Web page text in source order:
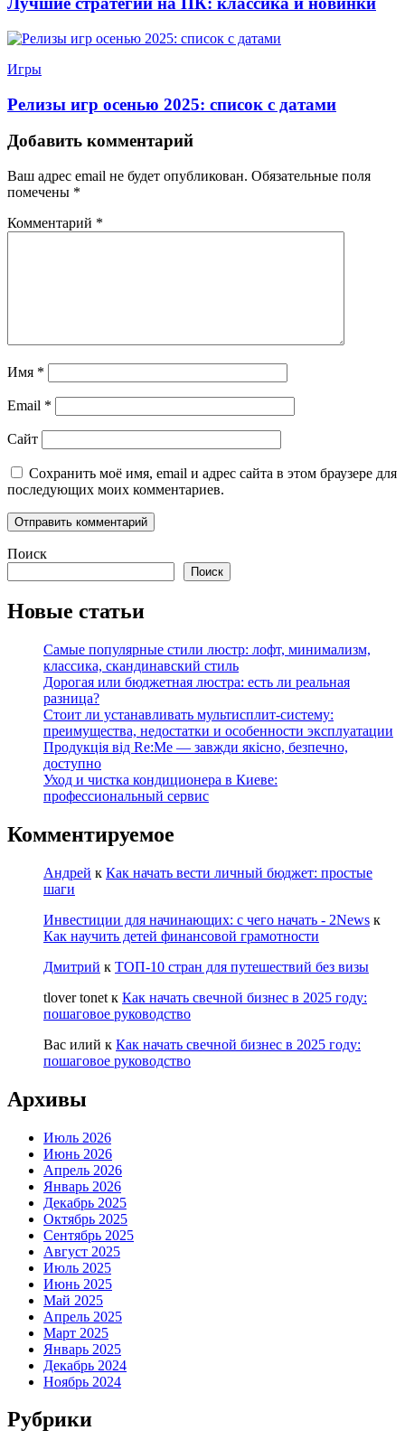
Игры
Релизы игр осенью 2025: список с датами
Добавить комментарий
Ваш адрес email не будет опубликован. Обязательные поля
помечены *
Комментарий *
Имя *
Email *
Сайт
Сохранить моё имя, email и адрес сайта в этом браузере для
последующих моих комментариев.
Поиск
Поиск
Новые статьи
Самые популярные стили люстр: лофт, минимализм,
классика, скандинавский стиль
Дорогая или бюджетная люстра: есть ли реальная
разница?
Стоит ли устанавливать мультисплит-систему:
преимущества, недостатки и особенности эксплуатации
Продукція від Re:Me — завжди якісно, безпечно,
доступно
Уход и чистка кондиционера в Киеве:
профессиональный сервис
Комментируемое
Андрей к Как начать вести личный бюджет: простые
шаги
Инвестиции для начинающих: с чего начать - 2News к
Как научить детей финансовой грамотности
Дмитрий к ТОП-10 стран для путешествий без визы
tlover tonet к Как начать свечной бизнес в 2025 году:
пошаговое руководство
Вас илий к Как начать свечной бизнес в 2025 году:
пошаговое руководство
Архивы
Июль 2026
Июнь 2026
Апрель 2026
Январь 2026
Декабрь 2025
Октябрь 2025
Сентябрь 2025
Август 2025
Июль 2025
Июнь 2025
Май 2025
Апрель 2025
Март 2025
Январь 2025
Декабрь 2024
Ноябрь 2024
Рубрики